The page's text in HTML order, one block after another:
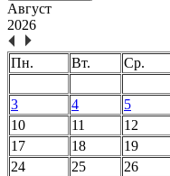
Август
2026
Пн. Вт. Ср.
3
4 5
10
11 12
17
18 19
24
25 26